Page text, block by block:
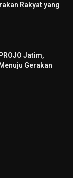
Rakyat yang
Jatim,
Gerakan